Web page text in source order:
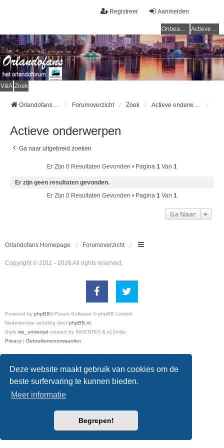
Deze website maakt gebruik van cookies om de
beste surfervaring te kunnen bieden.
Meer informatie
Begrepen!
Aanmelden
Registreer
Onbeantwoorde onderwerpen Actieve onderwerpen
V&A Zoek
Orlandofans Homepage Forumoverzicht Zoek Actieve onderwerpen
Actieve onderwerpen
Ga naar uitgebreid zoeken
Er Zijn 0 Resultaten Gevonden • Pagina 1 Van 1
Er zijn geen resultaten gevonden.
Er Zijn 0 Resultaten Gevonden • Pagina 1 Van 1
Ga Naar
Orlandofans Homepage Forumoverzicht
Copyright © 2011 - 2026 All rights reserved.
Powered by phpBB® Forum Software © phpBB Limited
Nederlandse vertaling door phpBB.nl
Style we_universal created by INVENTEA & v12mike
Privacy | Gebruikersvoorwaarden